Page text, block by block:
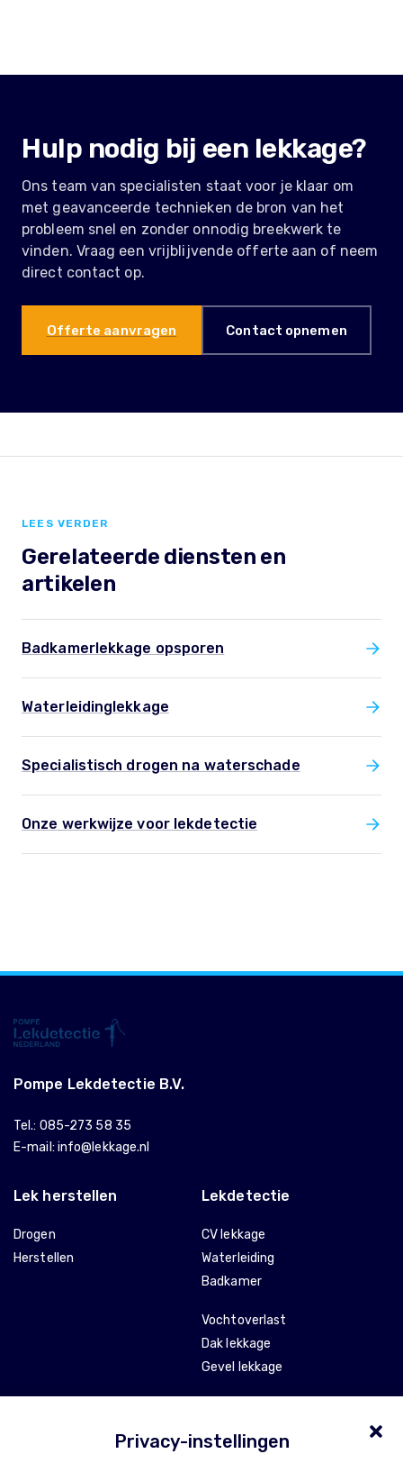
Privacy-instellingen
Hulp nodig bij een lekkage?
Ons team van specialisten staat voor je klaar om
met geavanceerde technieken de bron van het
probleem snel en zonder onnodig breekwerk te
vinden. Vraag een vrijblijvende offerte aan of neem
direct contact op.
Offerte aanvragen Contact opnemen
LEES VERDER
Gerelateerde diensten en
artikelen
Badkamerlekkage opsporen
Waterleidinglekkage
Specialistisch drogen na waterschade
Onze werkwijze voor lekdetectie
Pompe Lekdetectie B.V.
Tel.: 085-273 58 35
E-mail: info@lekkage.nl
Lekdetectie
CV lekkage
Waterleiding
Badkamer
Vochtoverlast
Dak lekkage
Gevel lekkage
Lek herstellen
Drogen
Herstellen